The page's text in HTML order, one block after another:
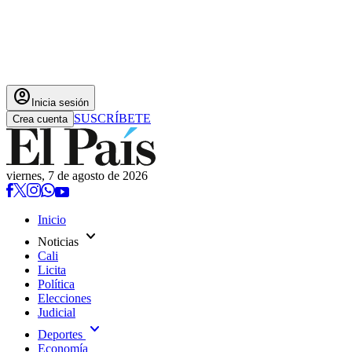
account_circle Inicia sesión
Crea cuenta SUSCRÍBETE
viernes, 7 de agosto de 2026
Inicio
Noticias expand_more
Cali
Licita
Política
Elecciones
Judicial
Deportes expand_more
Economía